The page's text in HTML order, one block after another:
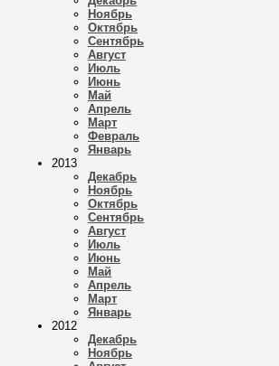
Ноябрь
Октябрь
Сентябрь
Август
Июль
Июнь
Май
Апрель
Март
Февраль
Январь
2013
Декабрь
Ноябрь
Октябрь
Сентябрь
Август
Июль
Июнь
Май
Апрель
Март
Январь
2012
Декабрь
Ноябрь